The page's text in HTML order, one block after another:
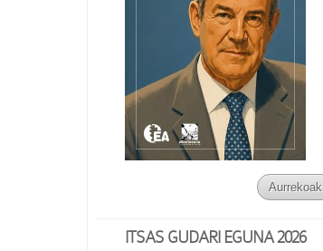
Aurrekoak
ITSAS GUDARI EGUNA 2026